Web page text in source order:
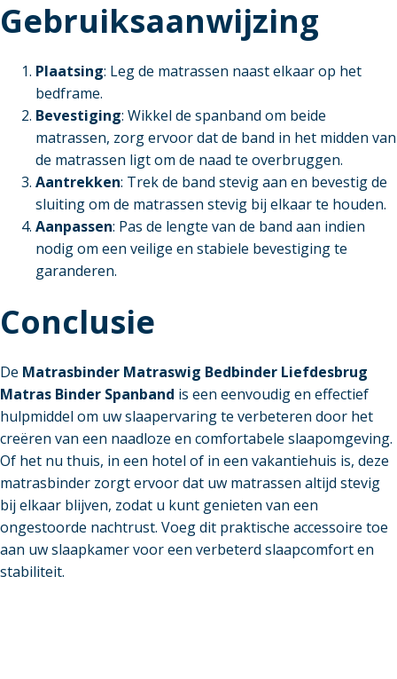
Gebruiksaanwijzing
Plaatsing: Leg de matrassen naast elkaar op het
bedframe.
Bevestiging: Wikkel de spanband om beide
matrassen, zorg ervoor dat de band in het midden van
de matrassen ligt om de naad te overbruggen.
Aantrekken: Trek de band stevig aan en bevestig de
sluiting om de matrassen stevig bij elkaar te houden.
Aanpassen: Pas de lengte van de band aan indien
nodig om een veilige en stabiele bevestiging te
garanderen.
Conclusie
De Matrasbinder Matraswig Bedbinder Liefdesbrug
Matras Binder Spanband is een eenvoudig en effectief
hulpmiddel om uw slaapervaring te verbeteren door het
creëren van een naadloze en comfortabele slaapomgeving.
Of het nu thuis, in een hotel of in een vakantiehuis is, deze
matrasbinder zorgt ervoor dat uw matrassen altijd stevig
bij elkaar blijven, zodat u kunt genieten van een
ongestoorde nachtrust. Voeg dit praktische accessoire toe
aan uw slaapkamer voor een verbeterd slaapcomfort en
stabiliteit.